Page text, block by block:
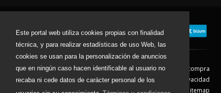
Este portal web utiliza cookies propias con finalidad
técnica, y para realizar estadísticas de uso Web, las
cookies se usan para la personalización de anuncios
que en ningún caso hacen identificable al usuario no
recaba ni cede datos de carácter personal de los
Contacto Aviso Legal
Condiciones de compra
Política de envíos
Política de devolución
Política de Privacidad
Política de Cookies
Sitemap